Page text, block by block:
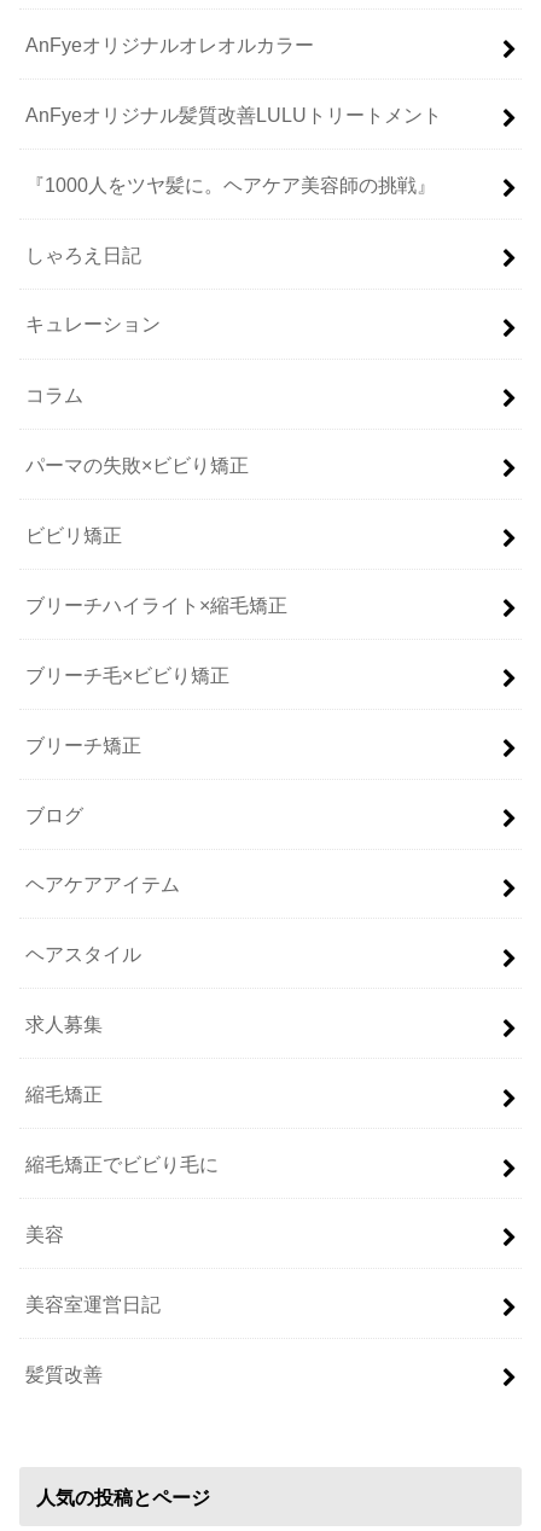
AnFyeオリジナルオレオルカラー
AnFyeオリジナル髪質改善LULUトリートメント
『1000人をツヤ髪に。ヘアケア美容師の挑戦』
しゃろえ日記
キュレーション
コラム
パーマの失敗×ビビり矯正
ビビリ矯正
ブリーチハイライト×縮毛矯正
ブリーチ毛×ビビり矯正
ブリーチ矯正
ブログ
ヘアケアアイテム
ヘアスタイル
求人募集
縮毛矯正
縮毛矯正でビビり毛に
美容
美容室運営日記
髪質改善
人気の投稿とページ